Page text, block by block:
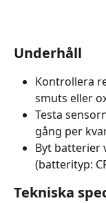
Underhåll
Kontrollera
smuts eller
Testa
gång per
Byt batterier
(batterityp:
Tekniska